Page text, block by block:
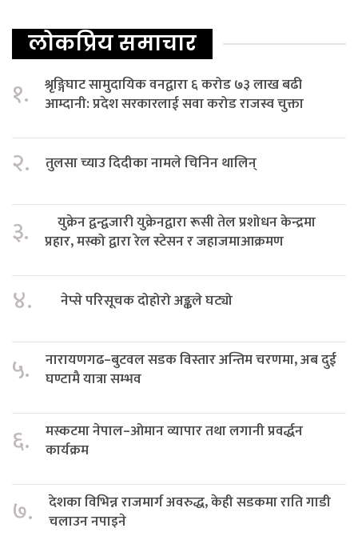
लोकप्रिय समाचार
१.
श्रृङ्गिघाट सामुदायिक वनद्वारा ६ करोड ७३ लाख बढी
आम्दानी: प्रदेश सरकारलाई सवा करोड राजस्व चुक्ता
२. तुलसा च्याउ दिदीका नामले चिनिन थालिन्
३.
युक्रेन द्वन्द्वजारी युक्रेनद्वारा रूसी तेल प्रशोधन केन्द्रमा
प्रहार, मस्को द्वारा रेल स्टेसन र जहाजमाआक्रमण
४. नेप्से परिसूचक दोहोरो अङ्कले घट्यो
५.
नारायणगढ–बुटवल सडक विस्तार अन्तिम चरणमा, अब दुई
घण्टामै यात्रा सम्भव
६.
मस्कटमा नेपाल–ओमान व्यापार तथा लगानी प्रवर्द्धन
कार्यक्रम
७.
देशका विभिन्न राजमार्ग अवरुद्ध, केही सडकमा राति गाडी
चलाउन नपाइने